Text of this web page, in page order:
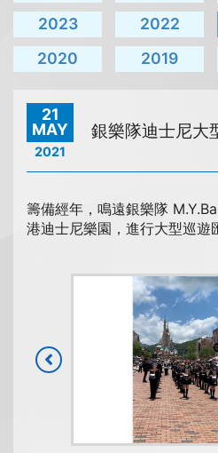
2023
2022
2020
2019
21
MAY
2021
銀樂隊迪士尼大
籌備經年，鳴遠銀樂隊
港迪士尼樂園，進行大型巡遊